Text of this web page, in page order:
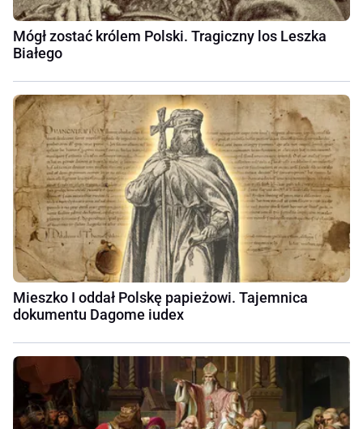
Mógł zostać królem Polski. Tragiczny los Leszka
Białego
Mieszko I oddał Polskę papieżowi. Tajemnica
dokumentu Dagome iudex